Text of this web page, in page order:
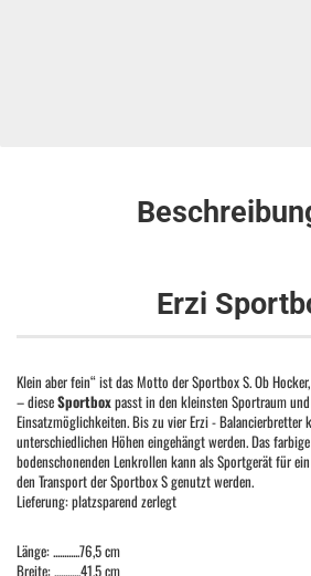
Erzi
Klein aber fein“ ist das Motto der Sportbox S. Ob
– dieseSportboxpasst in den kleinsten Sportraum
Einsatzmöglichkeiten. Bis zu vier Erzi - Balancierbretter
unterschiedlichen Höhen eingehängt werden. Das
bodenschonenden Lenkrollen kann als Sportgerät für
den Transport der Sportbox S genutzt werden.
Lieferung: platzsparend zerlegt
Länge: ............76,5 cm
Breite: ............41,5 cm